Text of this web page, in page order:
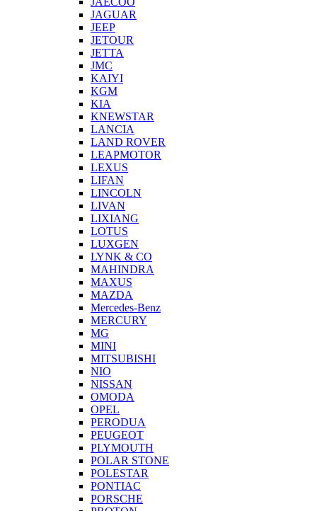
JAGUAR
JEEP
JETOUR
JETTA
JMC
KAIYI
KGM
KIA
KNEWSTAR
LANCIA
LAND ROVER
LEAPMOTOR
LEXUS
LIFAN
LINCOLN
LIVAN
LIXIANG
LOTUS
LUXGEN
LYNK & CO
MAHINDRA
MAXUS
MAZDA
Mercedes-Benz
MERCURY
MG
MINI
MITSUBISHI
NIO
NISSAN
OMODA
OPEL
PERODUA
PEUGEOT
PLYMOUTH
POLAR STONE
POLESTAR
PONTIAC
PORSCHE